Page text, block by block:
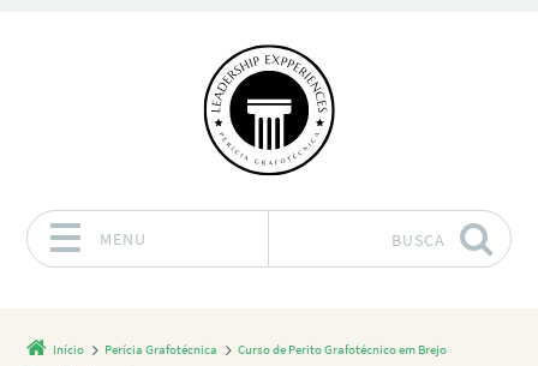
MENU BUSCA
Início Perícia Grafotécnica
Curso de Perito Grafotécnico em Brejo